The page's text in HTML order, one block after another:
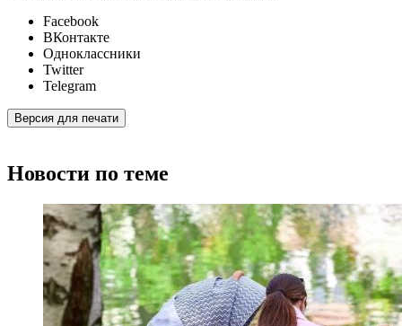
Facebook
ВКонтакте
Одноклассники
Twitter
Telegram
Версия для печати
Новости по теме